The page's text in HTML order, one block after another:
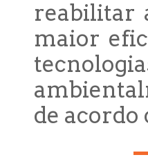
reabilitar
maior
de acordo